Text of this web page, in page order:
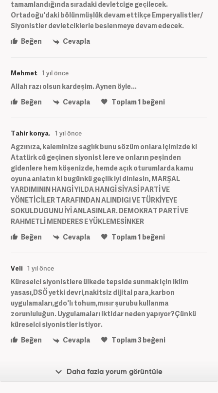
tamamlandığında sıradaki devletcige geçilecek.
Ortadoğu'daki bölünmüşlük devam ettikçe Emperyalistler/
Siyonistler devletciklerle beslenmeye devam edecek.
Beğen
Cevapla
Mehmet 1 yıl önce
Allah razı olsun kardeşim. Aynen öyle...
Beğen
Cevapla Toplam1 beğeni
Tahir konya. 1 yıl önce
Agzınıza, kaleminize saglık bunu sözüm onlara içimizde ki
Atatürk cü geçinen siyonist lere ve onların peşinden
gidenlere hem köşenizde, hemde açık oturumlarda kamu
oyuna anlatın ki bugünkü geçlik iyi dinlesin, MARŞAL
YARDIMININ HANGİ YILDA HANGİ SİYASİ PARTİ VE
YÖNETİCİLER TARAFINDAN ALINDIGI VE TÜRKİYEYE
SOKULDUGUNU İYİ ANLASINLAR. DEMOKRAT PARTİ VE
RAHMETLİ MENDERES E YÜKLEMESİNKER
Beğen
Cevapla Toplam1 beğeni
Veli 1 yıl önce
Küreselci siyonistlere ülkede tepside sunmak için iklim
yasası,DSÖ yetki devri,nakitsiz dijital para ,karbon
uygulamaları,gdo'lı tohum,mısır şurubu kullanma
zorunluluğun. Uygulamaları iktidar neden yapıyor?Çünkü
küreselci siyonistler istiyor.
Beğen
Cevapla Toplam3beğeni
Daha fazla yorum görüntüle